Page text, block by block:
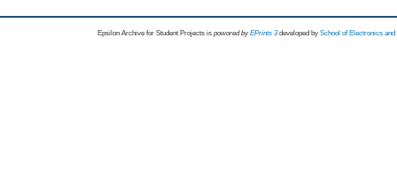
Epsilon Archive for Student Projects is powored byEPrints 3 developed by School of Electronics